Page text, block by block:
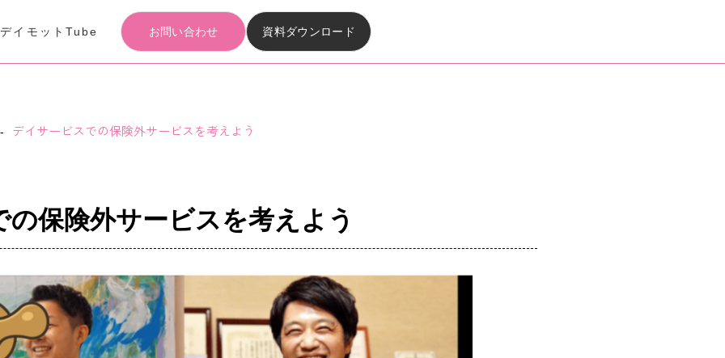
デイモットTube お問い合わせ 資料ダウンロード
Materials download
- デイサービスでの保険外サービスを考えよう
保険外サービスを考えよう